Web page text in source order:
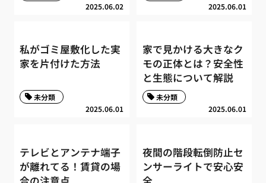
2025.06.02 2025.06.01
私がゴミ屋敷化した実
家を片付けた方法
2025.06.01
未分類
家で見かける大きなク
モの正体とは？安全性
と生態について解説
2025.06.01
未分類
テレビとアンテナ端子
が離れてる！賃貸の場
夜間の階段転倒防止セ
ンサーライトで安心安